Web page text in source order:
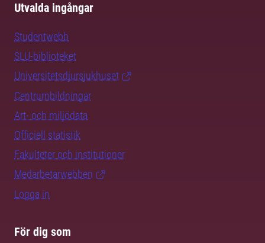
Utvalda ingångar
Studentwebb
SLU-biblioteket
Universitetsdjursjukhuset
Centrumbildningar
Art- och miljödata
Officiell statistik
Fakulteter och institutioner
Medarbetarwebben
Logga in
För dig som